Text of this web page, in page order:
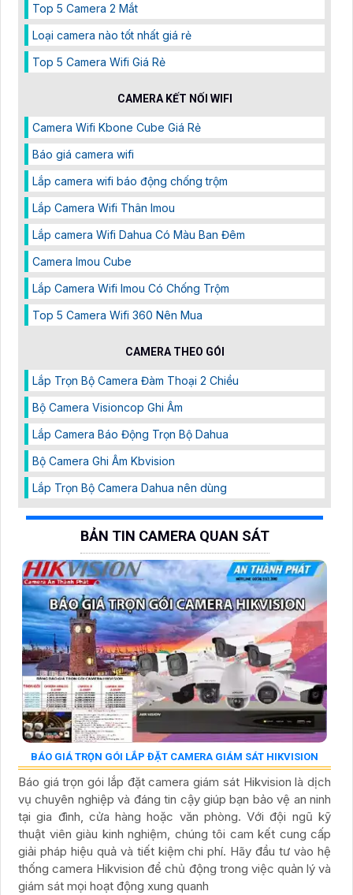
Top 5 Camera 2 Mắt
Loại camera nào tốt nhất giá rẻ
Top 5 Camera Wifi Giá Rẻ
CAMERA KẾT NỐI WIFI
Camera Wifi Kbone Cube Giá Rẻ
Báo giá camera wifi
Lắp camera wifi báo động chống trộm
Lắp Camera Wifi Thân Imou
Lắp camera Wifi Dahua Có Màu Ban Đêm
Camera Imou Cube
Lắp Camera Wifi Imou Có Chống Trộm
Top 5 Camera Wifi 360 Nên Mua
CAMERA THEO GÓI
Lắp Trọn Bộ Camera Đàm Thoại 2 Chiều
Bộ Camera Visioncop Ghi Âm
Lắp Camera Báo Động Trọn Bộ Dahua
Bộ Camera Ghi Âm Kbvision
Lắp Trọn Bộ Camera Dahua nên dùng
BẢN TIN CAMERA QUAN SÁT
BÁO GIÁ TRỌN GÓI LẮP ĐẶT CAMERA GIÁM SÁT HIKVISION
Báo giá trọn gói lắp đặt camera giám sát Hikvision là dịch
vụ chuyên nghiệp và đáng tin cậy giúp bạn bảo vệ an ninh
tại gia đình, cửa hàng hoặc văn phòng. Với đội ngũ kỹ
thuật viên giàu kinh nghiệm, chúng tôi cam kết cung cấp
giải pháp hiệu quả và tiết kiệm chi phí. Hãy đầu tư vào hệ
thống camera Hikvision để chủ động trong việc quản lý và
giám sát mọi hoạt động xung quanh